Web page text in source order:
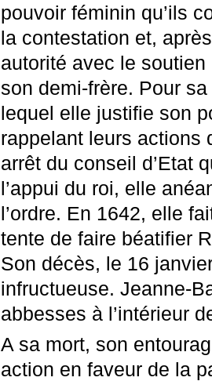
pouvoir féminin qu’ils
la contestation et,
autorité avec le
son demi-frère. Pour
lequel elle justifie son
rappelant leurs actions
arrêt du conseil d’Etat
l’appui du roi, elle
l’ordre. En 1642, elle
tente de faire béatifier
Son décès, le 16
infructueuse. Jeanne-
abbesses à l’intérieur
A sa mort, son
action en faveur de la